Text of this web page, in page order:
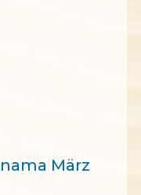
März